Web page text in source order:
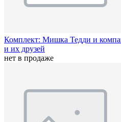
Комплект: Мишка Тедди и
и их друзей
нет в продаже